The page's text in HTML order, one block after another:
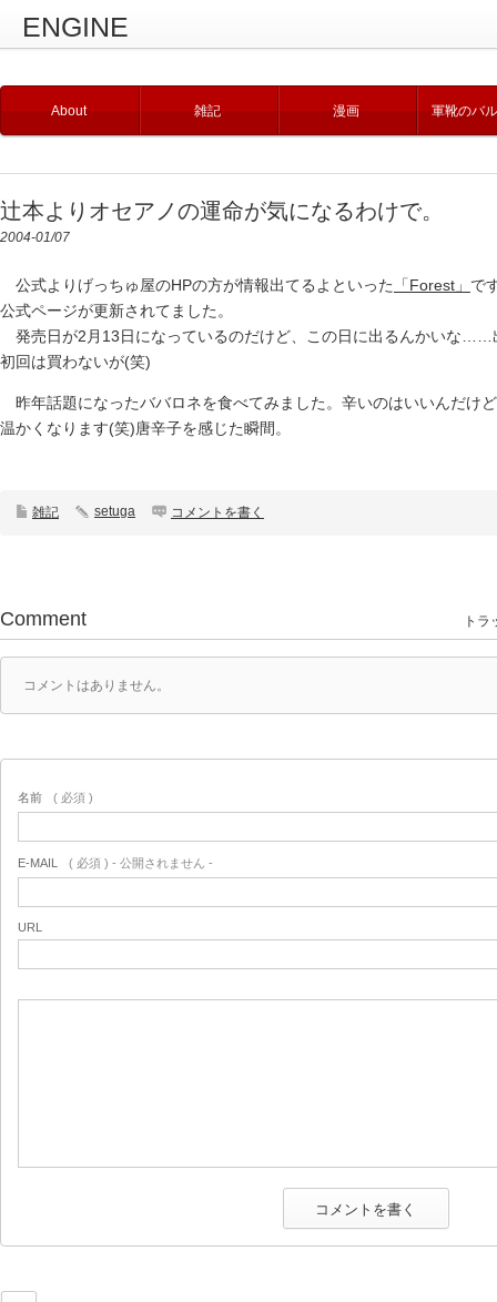
ENGINE
About 雑記 漫画 軍靴のバ
辻本よりオセアノの運命が気になるわけで。
2004-01/07
公式よりげっちゅ屋のHPの方が情報出てるよといった 「Forest」 で
公式ページが更新されてました。
発売日が2月13日になっているのだけど、この日に出るんかいな……
初回は買わないが(笑)
昨年話題になったババロネを食べてみました。辛いのはいいんだけ
温かくなります(笑)唐辛子を感じた瞬間。
雑記 setuga コメントを書く
Comment トラ
コメントはありません。
名前 ( 必須 )
E-MAIL ( 必須 ) - 公開されません -
URL